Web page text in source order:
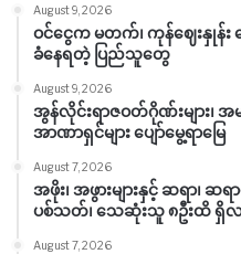
August 9, 2026
ဝင်ငွေက မတက်၊ ကုန်ဈေးနှုန်း
ခံနေရတဲ့ ပြည်သူတွေ
August 9, 2026
အွန်လိုင်းရာဇဝတ်ဂိုဏ်းများ၊ အမ
အာဏာရှင်များ ပျော်မွေ့ရာမြေ
August 7, 2026
အဖိုး၊ အဖွားများနှင့် ဆရာ၊ ဆ
ပစ်သတ်၊ သေဆုံးသူ ၈ဦးထိ ရှိ
August 7, 2026